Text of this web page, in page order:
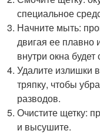
специальное
Начните мыть:
двигая ее плавно
внутри окна
Удалите излишки
тряпку, чтобы
разводов.
Очистите щетку:
и высушите.